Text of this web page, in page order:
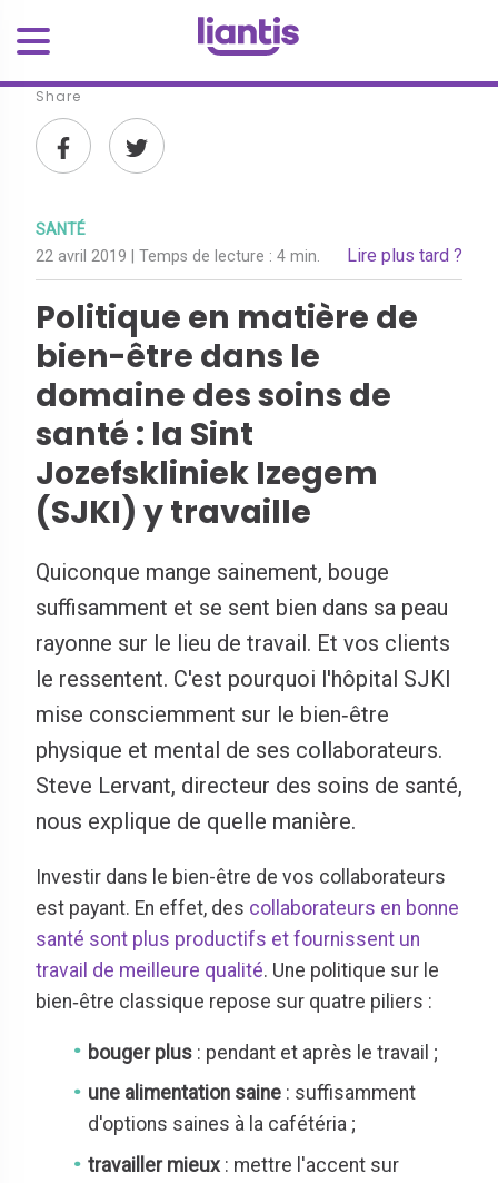
Share
SANTÉ
22 avril 2019 | Temps de lecture : 4 min. Lire plus tard ?
Politique en matière de
bien-être dans le
domaine des soins de
santé : la Sint
Jozefskliniek Izegem
(SJKI) y travaille
Quiconque mange sainement, bouge
suffisamment et se sent bien dans sa peau
rayonne sur le lieu de travail. Et vos clients
le ressentent. C'est pourquoi l'hôpital SJKI
mise consciemment sur le bien‑être
physique et mental de ses collaborateurs.
Steve Lervant, directeur des soins de santé,
nous explique de quelle manière.
Investir dans le bien-être de vos collaborateurs
est payant. En effet, des collaborateurs en bonne
santé sont plus productifs et fournissent un
travail de meilleure qualité. Une politique sur le
bien‑être classique repose sur quatre piliers :
bouger plus : pendant et après le travail ;
une alimentation saine : suffisamment
d'options saines à la cafétéria ;
travailler mieux : mettre l'accent sur